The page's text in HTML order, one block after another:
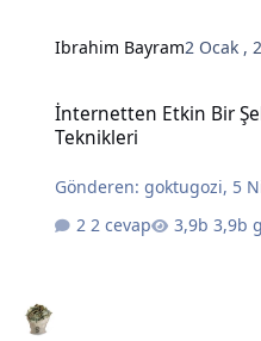
Ibrahim Bayram2 Ocak ,
İnternetten Etkin Bir
Teknikleri
Gönderen:goktugozi, 5
2 cevap
3,9b